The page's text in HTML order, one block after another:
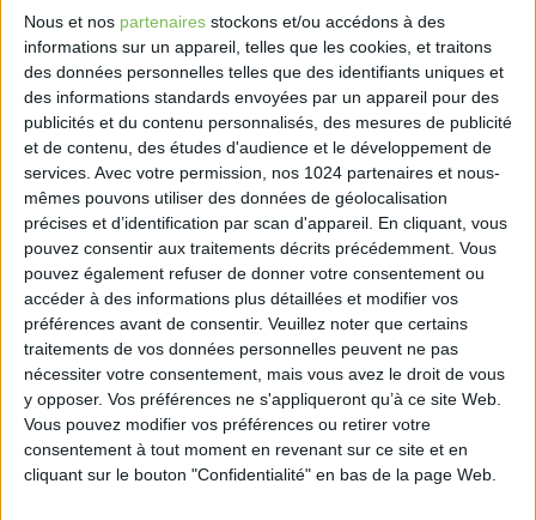
Nous et nos partenaires stockons et/ou accédons à des
informations sur un appareil, telles que les cookies, et traitons
des données personnelles telles que des identifiants uniques et
des informations standards envoyées par un appareil pour des
publicités et du contenu personnalisés, des mesures de publicité
et de contenu, des études d'audience et le développement de
services. Avec votre permission, nos 1024 partenaires et nous-
mêmes pouvons utiliser des données de géolocalisation
précises et d’identification par scan d'appareil. En cliquant, vous
pouvez consentir aux traitements décrits précédemment. Vous
pouvez également refuser de donner votre consentement ou
accéder à des informations plus détaillées et modifier vos
préférences avant de consentir. Veuillez noter que certains
traitements de vos données personnelles peuvent ne pas
nécessiter votre consentement, mais vous avez le droit de vous
y opposer. Vos préférences ne s'appliqueront qu’à ce site Web.
Vous pouvez modifier vos préférences ou retirer votre
consentement à tout moment en revenant sur ce site et en
cliquant sur le bouton "Confidentialité" en bas de la page Web.
Un chèque émis par la CARPA au profit d’un avocat,
tiré de sommes perçues par une société cliente à
l’issue d’un litige et placée ensuite en liquidation
judiciaire, peut faire l’objet d’une action en rapport
exercée par le liquidateur.
https://www.eurex.fr/k4_20332279/
Découvrir Cotélib